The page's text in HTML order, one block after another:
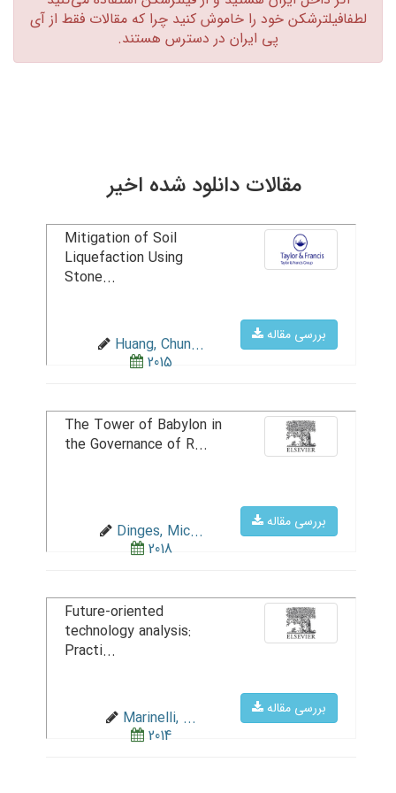
لطفافیلترشکن خود را خاموش کنید چرا که مقالات فقط از آی
پی ایران در دسترس هستند.‏
مقالات دانلود شده اخیر
بررسی مقاله
Mitigation of Soil
Liquefaction Using
Stone...
Huang, Chun...
2015
بررسی مقاله
The Tower of Babylon in
the Governance of R...
Dinges, Mic...
2018
بررسی مقاله
Future-oriented
technology analysis:
Practi...
Marinelli, ...
2014